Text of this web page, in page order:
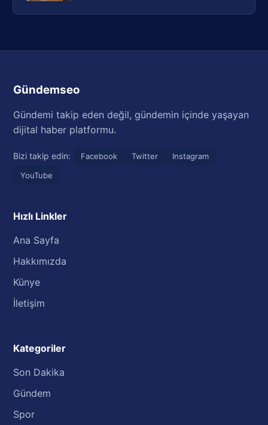
Gündemseo
Gündemi takip eden değil, gündemin içinde yaşayan
dijital haber platformu.
Bizi takip edin: Facebook Twitter
Instagram
YouTube
Hızlı Linkler
Ana Sayfa
Hakkımızda
Künye
İletişim
Kategoriler
Son Dakika
Gündem
Spor